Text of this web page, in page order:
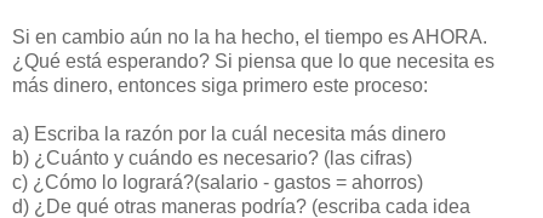
Si en cambio aún no la ha hecho, el tiempo es AHORA.
¿Qué está esperando? Si piensa que lo que necesita es
más dinero, entonces siga primero este proceso:
a) Escriba la razón por la cuál necesita más dinero
b) ¿Cuánto y cuándo es necesario? (las cifras)
c) ¿Cómo lo logrará?(salario - gastos = ahorros)
d) ¿De qué otras maneras podría? (escriba cada idea